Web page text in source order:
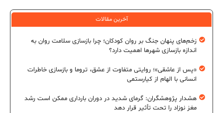
آخرین مقالات
زخم‌های پنهان جنگ بر روان کودکان؛ چرا بازسازی سلامت روان به
اندازه بازسازی شهرها اهمیت دارد؟
«پس از عاشقی»؛ روایتی متفاوت از عشق، تروما و بازسازی خاطرات
انسانی با الهام از کیارستمی
هشدار پژوهشگران: گرمای شدید در دوران بارداری ممکن است رشد
مغز نوزاد را تحت تأثیر قرار دهد